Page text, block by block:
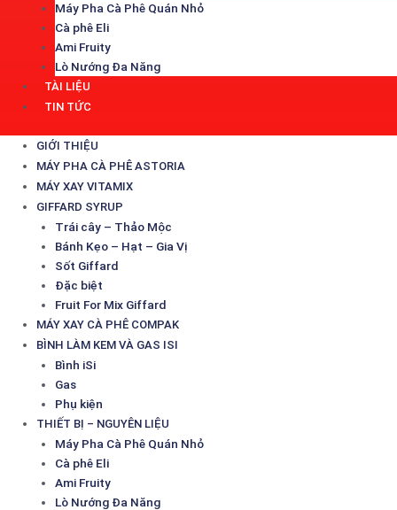
Máy Pha Cà Phê Quán Nhỏ
Cà phê Eli
Ami Fruity
Lò Nướng Đa Năng
TÀI LIỆU
TIN TỨC
GIỚI THIỆU
MÁY PHA CÀ PHÊ ASTORIA
MÁY XAY VITAMIX
GIFFARD SYRUP
Trái cây – Thảo Mộc
Bánh Kẹo – Hạt – Gia Vị
Sốt Giffard
Đặc biệt
Fruit For Mix Giffard
MÁY XAY CÀ PHÊ COMPAK
BÌNH LÀM KEM VÀ GAS ISI
Bình iSi
Gas
Phụ kiện
THIẾT BỊ – NGUYÊN LIỆU
Máy Pha Cà Phê Quán Nhỏ
Cà phê Eli
Ami Fruity
Lò Nướng Đa Năng